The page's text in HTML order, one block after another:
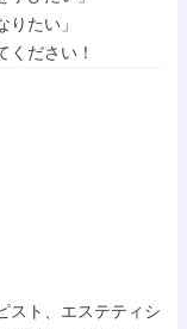
りたい」
ください！
スト、エステティシ